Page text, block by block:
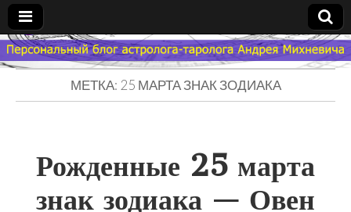
Гороскоп
Мой
Знак
Зодиака
МЕТКА: 25 МАРТА ЗНАК ЗОДИАКА
Рожденные 25 марта
знак зодиака — Овен